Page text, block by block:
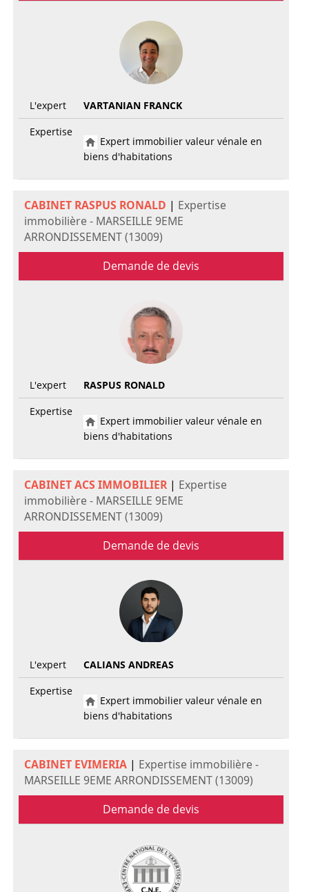
L'expert
VARTANIAN FRANCK
Expertise
Expert immobilier valeur vénale en
biens d'habitations
CABINET RASPUS RONALD | Expertise
immobilière - MARSEILLE 9EME
ARRONDISSEMENT (13009)
Demande de devis
L'expert
RASPUS RONALD
Expertise
Expert immobilier valeur vénale en
biens d'habitations
CABINET ACS IMMOBILIER| Expertise
immobilière - MARSEILLE 9EME
ARRONDISSEMENT (13009)
Demande de devis
L'expert
CALIANS ANDREAS
Expertise
Expert immobilier valeur vénale en
biens d'habitations
CABINET EVIMERIA| Expertise immobilière -
MARSEILLE 9EME ARRONDISSEMENT (13009)
Demande de devis